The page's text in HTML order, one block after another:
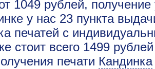
1049 рублей,
у нас 23 пункта
печатей с
стоит всего 1499
печати Кандинка